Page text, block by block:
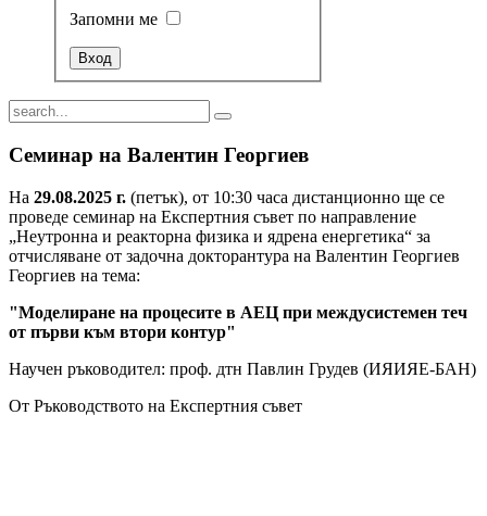
Запомни ме
Семинар на Валентин Георгиев
На 29.08.2025 г. (петък), от 10:30 часа дистанционно ще се
проведе семинар на Експертния съвет по направление
„Неутронна и реакторна физика и ядрена енергетика“ за
отчисляване от задочна докторантура на Валентин Георгиев
Георгиев на тема:
"Моделиране на процесите в АЕЦ при междусистемен теч
от първи към втори контур"
Научен ръководител: проф. дтн Павлин Грудев (ИЯИЯЕ-БАН)
От Ръководството на Експертния съвет